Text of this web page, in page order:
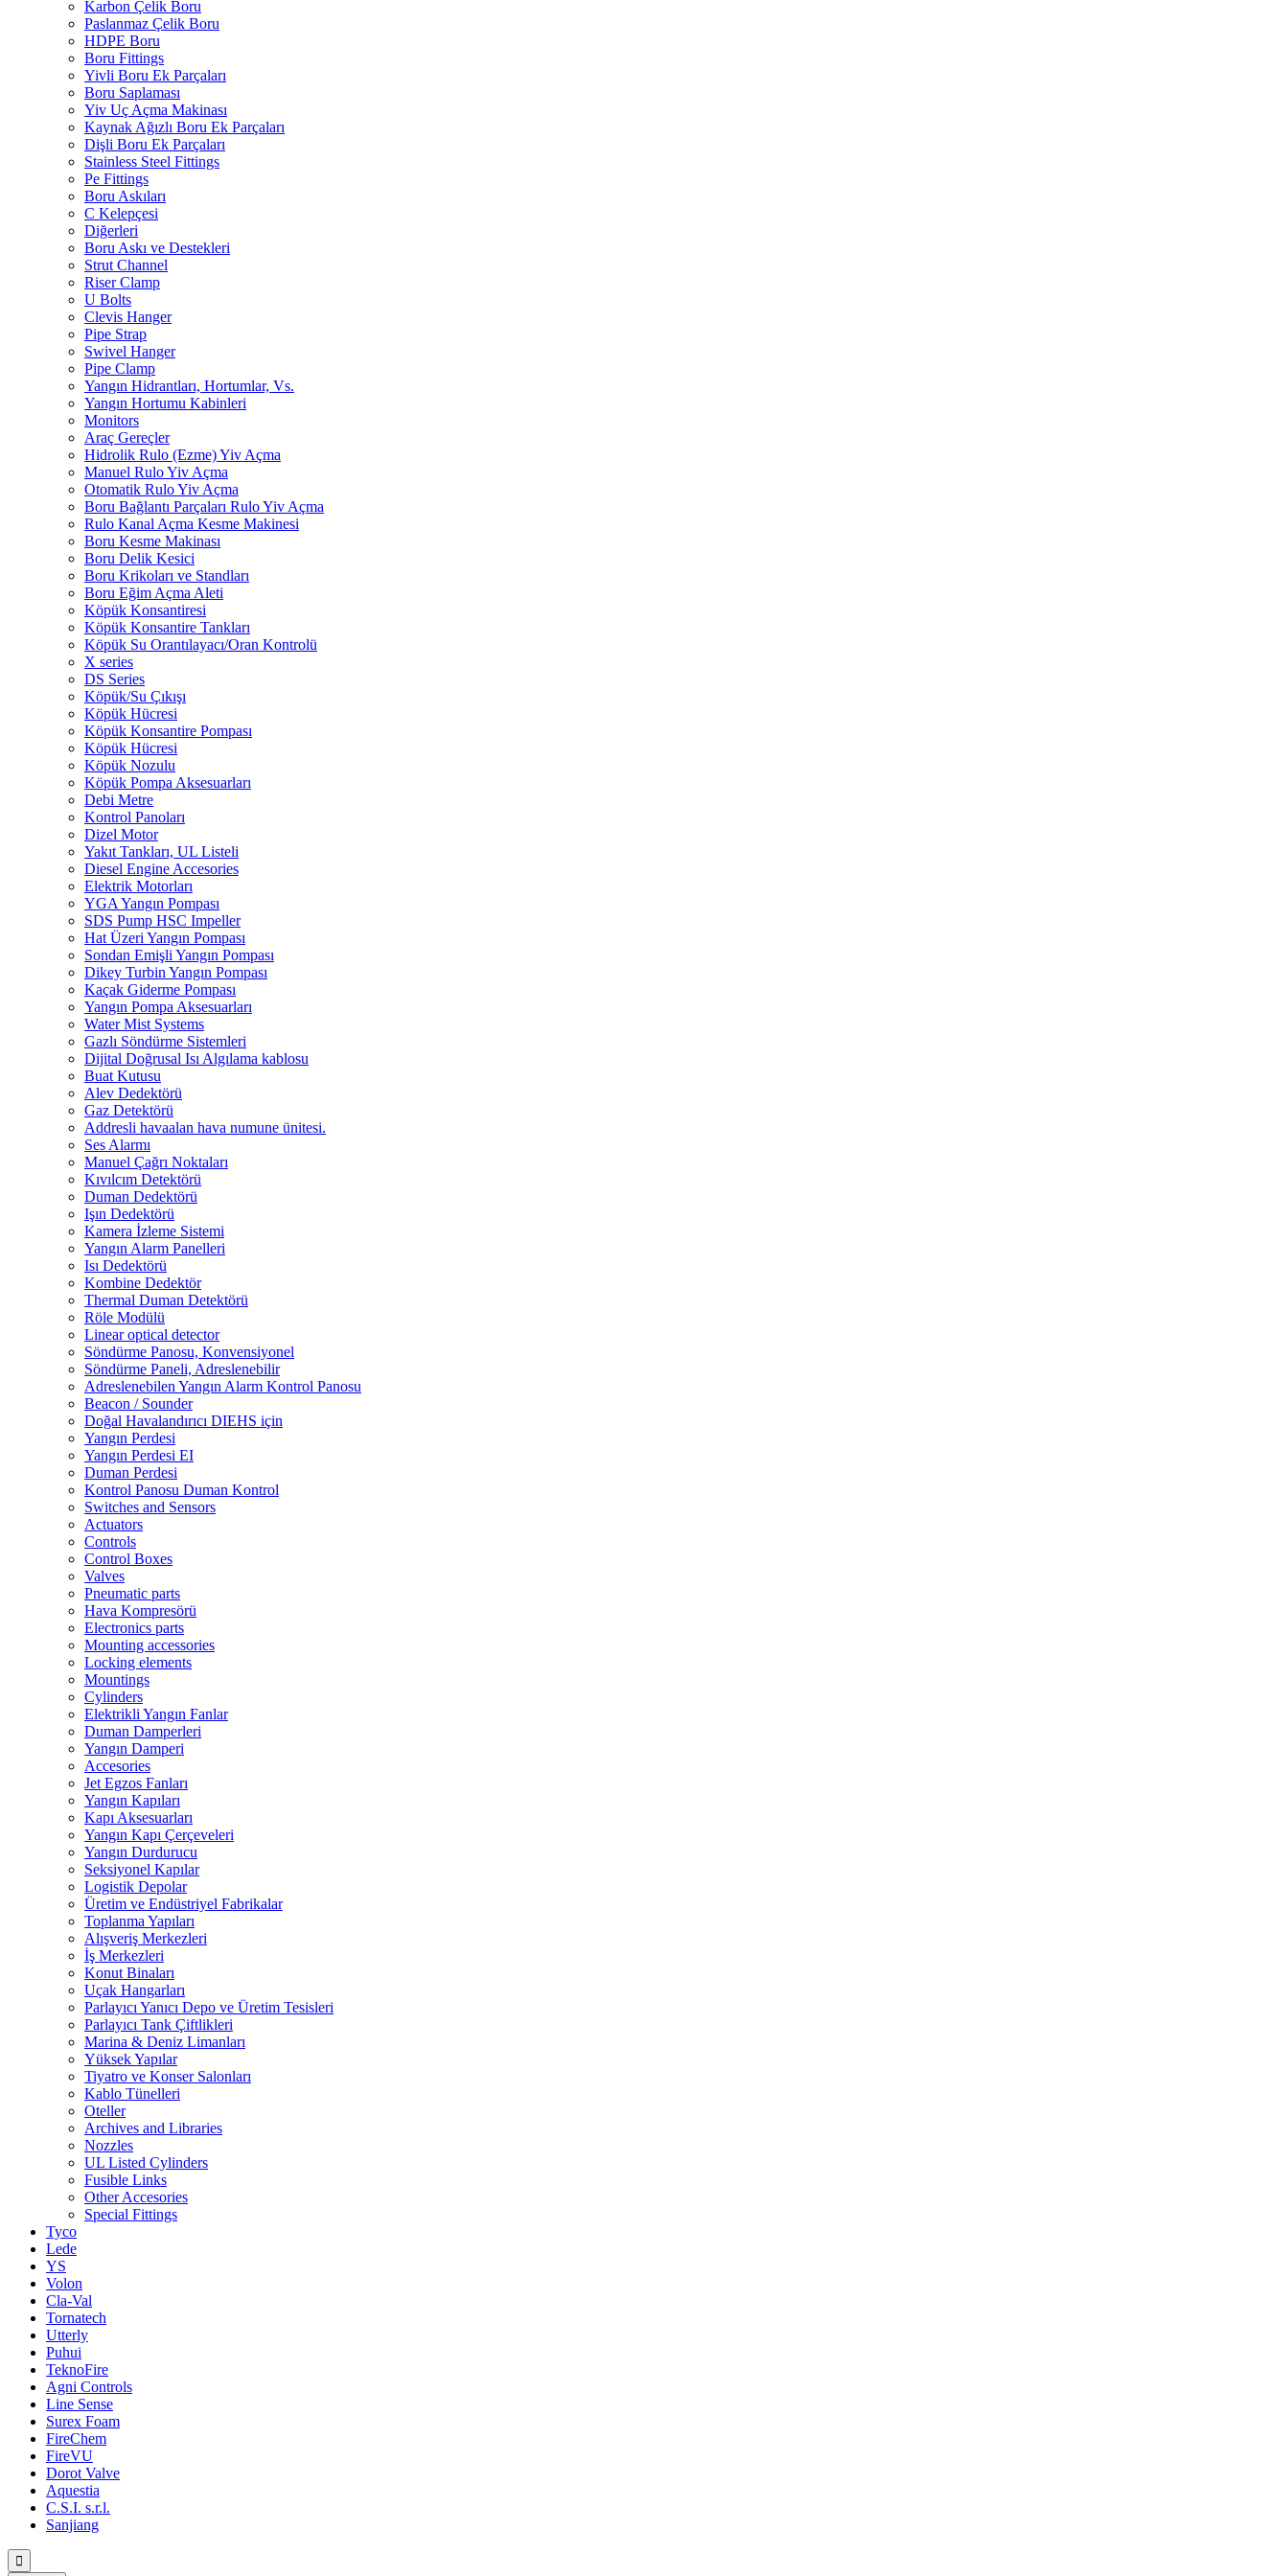
Karbon Çelik Boru
Paslanmaz Çelik Boru
HDPE Boru
Boru Fittings
Yivli Boru Ek Parçaları
Boru Saplaması
Yiv Uç Açma Makinası
Kaynak Ağızlı Boru Ek Parçaları
Dişli Boru Ek Parçaları
Stainless Steel Fittings
Pe Fittings
Boru Askıları
C Kelepçesi
Diğerleri
Boru Askı ve Destekleri
Strut Channel
Riser Clamp
U Bolts
Clevis Hanger
Pipe Strap
Swivel Hanger
Pipe Clamp
Yangın Hidrantları, Hortumlar, Vs.
Yangın Hortumu Kabinleri
Monitors
Araç Gereçler
Hidrolik Rulo (Ezme) Yiv Açma
Manuel Rulo Yiv Açma
Otomatik Rulo Yiv Açma
Boru Bağlantı Parçaları Rulo Yiv Açma
Rulo Kanal Açma Kesme Makinesi
Boru Kesme Makinası
Boru Delik Kesici
Boru Krikoları ve Standları
Boru Eğim Açma Aleti
Köpük Konsantiresi
Köpük Konsantire Tankları
Köpük Su Orantılayacı/Oran Kontrolü
X series
DS Series
Köpük/Su Çıkışı
Köpük Hücresi
Köpük Konsantire Pompası
Köpük Hücresi
Köpük Nozulu
Köpük Pompa Aksesuarları
Debi Metre
Kontrol Panoları
Dizel Motor
Yakıt Tankları, UL Listeli
Diesel Engine Accesories
Elektrik Motorları
YGA Yangın Pompası
SDS Pump HSC Impeller
Hat Üzeri Yangın Pompası
Sondan Emişli Yangın Pompası
Dikey Turbin Yangın Pompası
Kaçak Giderme Pompası
Yangın Pompa Aksesuarları
Water Mist Systems
Gazlı Söndürme Sistemleri
Dijital Doğrusal Isı Algılama kablosu
Buat Kutusu
Alev Dedektörü
Gaz Detektörü
Addresli havaalan hava numune ünitesi.
Ses Alarmı
Manuel Çağrı Noktaları
Kıvılcım Detektörü
Duman Dedektörü
Işın Dedektörü
Kamera İzleme Sistemi
Yangın Alarm Panelleri
Isı Dedektörü
Kombine Dedektör
Thermal Duman Detektörü
Röle Modülü
Linear optical detector
Söndürme Panosu, Konvensiyonel
Söndürme Paneli, Adreslenebilir
Adreslenebilen Yangın Alarm Kontrol Panosu
Beacon / Sounder
Doğal Havalandırıcı DIEHS için
Yangın Perdesi
Yangın Perdesi EI
Duman Perdesi
Kontrol Panosu Duman Kontrol
Switches and Sensors
Actuators
Controls
Control Boxes
Valves
Pneumatic parts
Hava Kompresörü
Electronics parts
Mounting accessories
Locking elements
Mountings
Cylinders
Elektrikli Yangın Fanlar
Duman Damperleri
Yangın Damperi
Accesories
Jet Egzos Fanları
Yangın Kapıları
Kapı Aksesuarları
Yangın Kapı Çerçeveleri
Yangın Durdurucu
Seksiyonel Kapılar
Logistik Depolar
Üretim ve Endüstriyel Fabrikalar
Toplanma Yapıları
Alışveriş Merkezleri
İş Merkezleri
Konut Binaları
Uçak Hangarları
Parlayıcı Yanıcı Depo ve Üretim Tesisleri
Parlayıcı Tank Çiftlikleri
Marina & Deniz Limanları
Yüksek Yapılar
Tiyatro ve Konser Salonları
Kablo Tünelleri
Oteller
Archives and Libraries
Nozzles
UL Listed Cylinders
Fusible Links
Other Accesories
Special Fittings
Tyco
Lede
YS
Volon
Cla-Val
Tornatech
Utterly
Puhui
TeknoFire
Agni Controls
Line Sense
Surex Foam
FireChem
FireVU
Dorot Valve
Aquestia
C.S.I. s.r.l.
Sanjiang
